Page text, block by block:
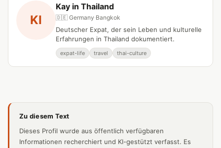
KI
Kay in Thailand
🇩🇪 Germany·Bangkok
Deutscher Expat, der sein Leben und kulturelle
Erfahrungen in Thailand dokumentiert.
expat-life travel thai-culture
Zu diesem Text
Dieses Profil wurde aus öffentlich verfügbaren
Informationen recherchiert und KI-gestützt verfasst. Es